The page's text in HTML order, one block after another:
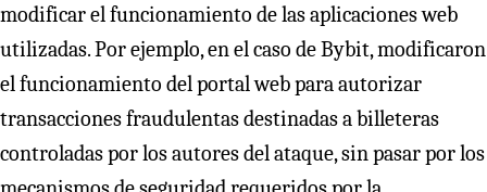
modificar el funcionamiento de las aplicaciones web
utilizadas. Por ejemplo, en el caso de Bybit, modificaron
el funcionamiento del portal web para autorizar
transacciones fraudulentas destinadas a billeteras
controladas por los autores del ataque, sin pasar por los